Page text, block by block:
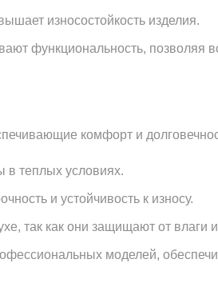
износостойкость изделия.
функциональность, позволяя
комфорт и
теплых условиях.
и устойчивость к износу.
так как они защищают от влаги
моделей,